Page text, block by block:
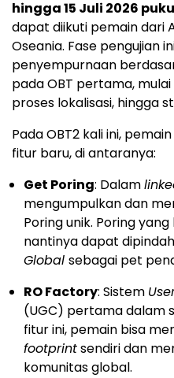
hingga 15 Juli 2026
dapat diikuti pemain dari
Oseania. Fase pengujian
penyempurnaan
pada OBT pertama,
proses lokalisasi, hingga
Pada OBT2 kali ini,
fitur baru, di antaranya:
Get Poring: Dalam
mengumpulkan dan
Poring unik. Poring
nantinya dapat
Global sebagai pet
RO Factory: Sistem
(UGC) pertama dalam
fitur ini, pemain bisa
footprintsendiri dan
komunitas global.